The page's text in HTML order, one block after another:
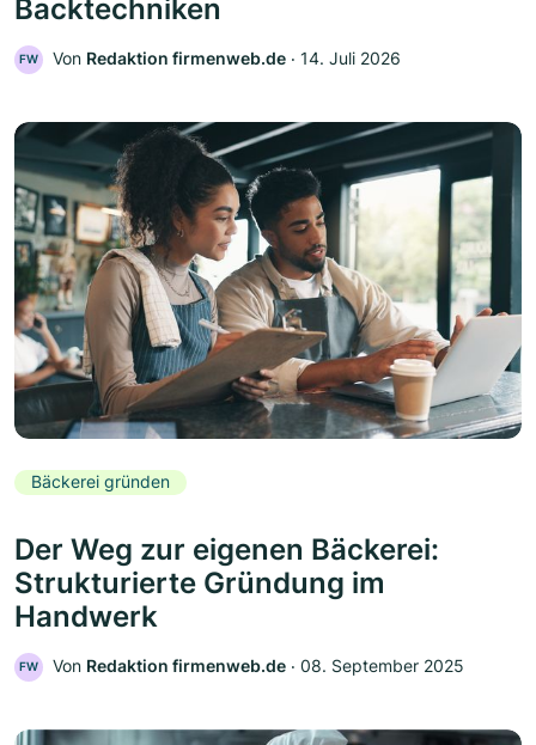
Backtechniken
FW Von Redaktion firmenweb.de ‧ 14. Juli 2026
Bäckerei gründen
Der Weg zur eigenen Bäckerei:
Strukturierte Gründung im
Handwerk
FW Von Redaktion firmenweb.de ‧ 08. September 2025